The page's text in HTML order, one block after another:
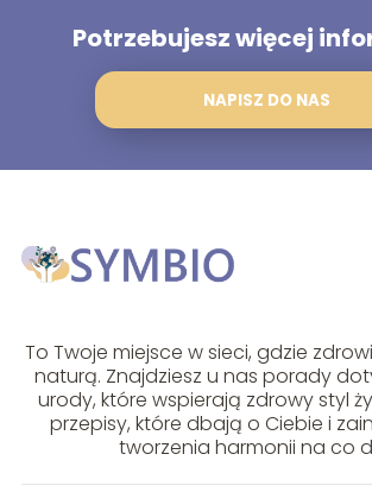
Potrzebujesz więcej
NAPISZ DO NAS
To Twoje miejsce w sieci, gdzie
naturą. Znajdziesz u nas porady
urody, które wspierają zdrowy styl
przepisy, które dbają o Ciebie i
tworzenia harmonii na co